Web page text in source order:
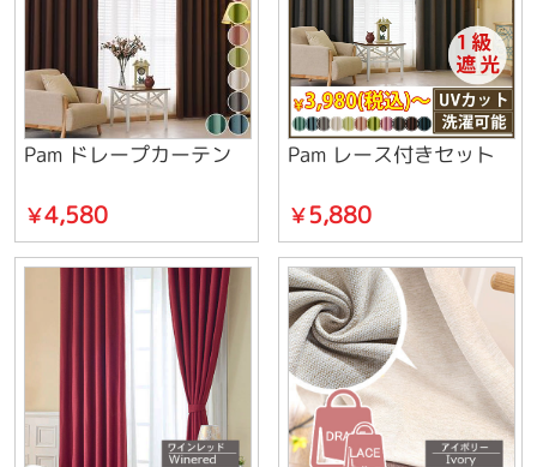
Pam ドレープカーテン
￥4,580
Pam レース付きセット
￥5,880